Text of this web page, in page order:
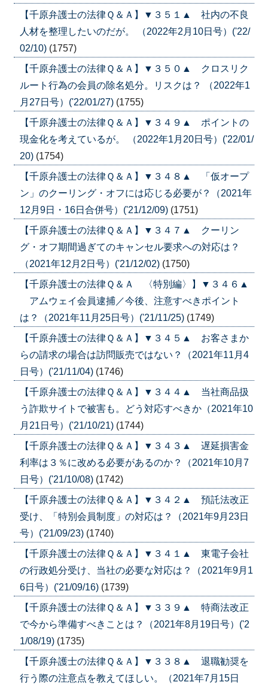
【千原弁護士の法律Ｑ＆Ａ】▼３５１▲ 社内の不良
人材を整理したいのだが。 （2022年2月10日号）('22/
02/10) (1757)
【千原弁護士の法律Ｑ＆Ａ】▼３５０▲ クロスリク
ルート行為の会員の除名処分。リスクは？ （2022年1
月27日号）('22/01/27) (1755)
【千原弁護士の法律Ｑ＆Ａ】▼３４９▲ ポイントの
現金化を考えているが。 （2022年1月20日号）('22/01/
20) (1754)
【千原弁護士の法律Ｑ＆Ａ】▼３４８▲ 「仮オープ
ン」のクーリング・オフには応じる必要が？（2021年
12月9日・16日合併号）('21/12/09) (1751)
【千原弁護士の法律Ｑ＆Ａ】▼３４７▲ クーリン
グ・オフ期間過ぎてのキャンセル要求への対応は？
（2021年12月2日号）('21/12/02) (1750)
【千原弁護士の法律Ｑ＆Ａ 〈特別編〉】▼３４６▲
アムウェイ会員逮捕／今後、注意すべきポイント
は？（2021年11月25日号）('21/11/25) (1749)
【千原弁護士の法律Ｑ＆Ａ】▼３４５▲ お客さまか
らの請求の場合は訪問販売ではない？（2021年11月4
日号）('21/11/04) (1746)
【千原弁護士の法律Ｑ＆Ａ】▼３４４▲ 当社商品扱
う詐欺サイトで被害も。どう対応すべきか（2021年10
月21日号）('21/10/21) (1744)
【千原弁護士の法律Ｑ＆Ａ】▼３４３▲ 遅延損害金
利率は３％に改める必要があるのか？（2021年10月7
日号）('21/10/08) (1742)
【千原弁護士の法律Ｑ＆Ａ】▼３４２▲ 預託法改正
受け、「特別会員制度」の対応は？（2021年9月23日
号）('21/09/23) (1740)
【千原弁護士の法律Ｑ＆Ａ】▼３４１▲ 東電子会社
の行政処分受け、当社の必要な対応は？（2021年9月1
6日号）('21/09/16) (1739)
【千原弁護士の法律Ｑ＆Ａ】▼３３９▲ 特商法改正
で今から準備すべきことは？（2021年8月19日号）('2
1/08/19) (1735)
【千原弁護士の法律Ｑ＆Ａ】▼３３８▲ 退職勧奨を
行う際の注意点を教えてほしい。（2021年7月15日